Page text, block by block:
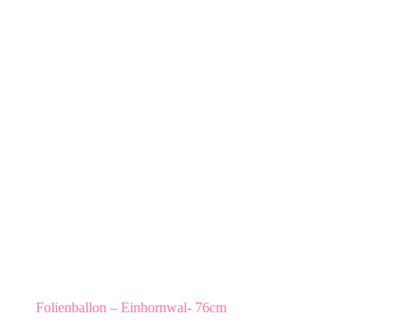
Folienballon – Einhornwal- 76cm